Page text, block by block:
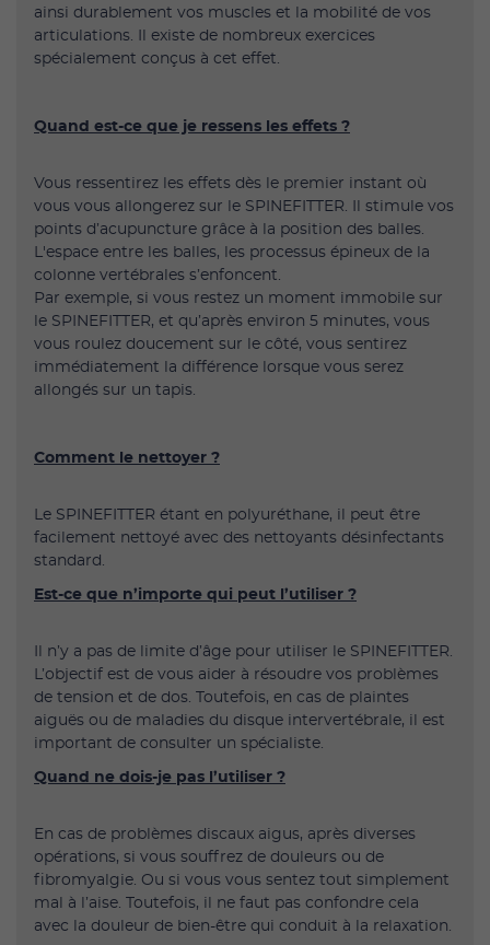
ainsi durablement vos muscles et la mobilité de vos
articulations. Il existe de nombreux exercices
spécialement conçus à cet effet.
Quand est-ce que je ressens les effets ?
Vous ressentirez les effets dès le premier instant où
vous vous allongerez sur le SPINEFITTER. Il stimule vos
points d’acupuncture grâce à la position des balles.
L'espace entre les balles, les processus épineux de la
colonne vertébrales s’enfoncent.
Par exemple, si vous restez un moment immobile sur
le SPINEFITTER, et qu’après environ 5 minutes, vous
vous roulez doucement sur le côté, vous sentirez
immédiatement la différence lorsque vous serez
allongés sur un tapis.
Comment le nettoyer ?
Le SPINEFITTER étant en polyuréthane, il peut être
facilement nettoyé avec des nettoyants désinfectants
standard.
Est-ce que n’importe qui peut l’utiliser ?
Il n’y a pas de limite d’âge pour utiliser le SPINEFITTER.
L’objectif est de vous aider à résoudre vos problèmes
de tension et de dos. Toutefois, en cas de plaintes
aiguës ou de maladies du disque intervertébrale, il est
important de consulter un spécialiste.
Quand ne dois-je pas l’utiliser ?
En cas de problèmes discaux aigus, après diverses
opérations, si vous souffrez de douleurs ou de
fibromyalgie. Ou si vous vous sentez tout simplement
mal à l’aise. Toutefois, il ne faut pas confondre cela
avec la douleur de bien-être qui conduit à la relaxation.